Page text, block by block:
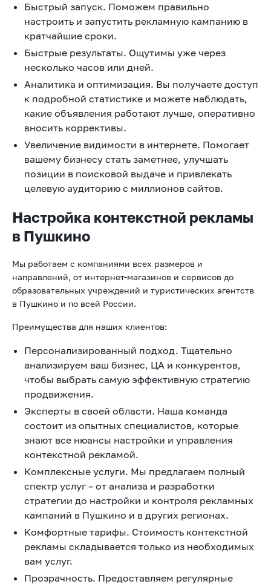
Быстрый запуск. Поможем правильно
настроить и запустить рекламную кампанию в
кратчайшие сроки.
Быстрые результаты. Ощутимы уже через
несколько часов или дней.
Аналитика и оптимизация. Вы получаете доступ
к подробной статистике и можете наблюдать,
какие объявления работают лучше, оперативно
вносить коррективы.
Увеличение видимости в интернете. Помогает
вашему бизнесу стать заметнее, улучшать
позиции в поисковой выдаче и привлекать
целевую аудиторию с миллионов сайтов.
Настройка контекстной рекламы
в Пушкино
Мы работаем с компаниями всех размеров и
направлений, от интернет-магазинов и сервисов до
образовательных учреждений и туристических агентств
в Пушкино и по всей России.
Преимущества для наших клиентов:
Персонализированный подход. Тщательно
анализируем ваш бизнес, ЦА и конкурентов,
чтобы выбрать самую эффективную стратегию
продвижения.
Эксперты в своей области. Наша команда
состоит из опытных специалистов, которые
знают все нюансы настройки и управления
контекстной рекламой.
Комплексные услуги. Мы предлагаем полный
спектр услуг – от анализа и разработки
стратегии до настройки и контроля рекламных
кампаний в Пушкино и в других регионах.
Комфортные тарифы. Стоимость контекстной
рекламы складывается только из необходимых
вам услуг.
Прозрачность. Предоставляем регулярные